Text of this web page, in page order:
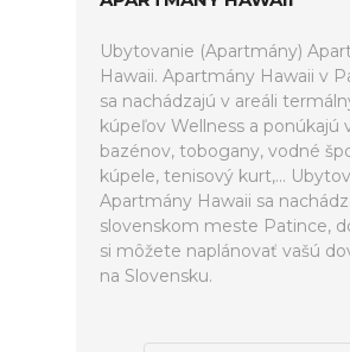
Ubytovanie (Apartmány)
Hawaii. Apartmány Hawaii v
sa nachádzajú v areáli
kúpeľov Wellness a ponúkajú
bazénov, tobogany, vodné
kúpele, tenisový kurt,...
Apartmány Hawaii sa
slovenskom meste Patince,
si môžete naplánovať vašú
na Slovensku.